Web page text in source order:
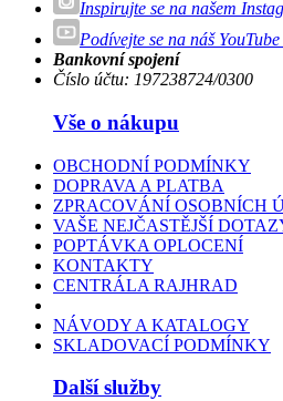
Inspirujte se na našem
Podívejte se na náš
Bankovní spojení
Číslo účtu: 197238724/0300
Vše o nákupu
OBCHODNÍ PODMÍNKY
DOPRAVA A PLATBA
ZPRACOVÁNÍ OSOBNÍCH
VAŠE NEJČASTĚJŠÍ
POPTÁVKA OPLOCENÍ
KONTAKTY
CENTRÁLA RAJHRAD
NÁVODY A KATALOGY
SKLADOVACÍ PODMÍNKY
Další služby